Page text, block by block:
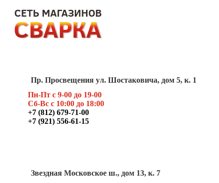
Пр. Просвещения ул. Шостаковича, дом 5, к. 1
Пн-Пт с 9-00 до 19-00
Сб-Вс с 10:00 до 18:00
+7 (812) 679-71-00
+7 (921) 556-61-15
Звездная Московское ш., дом 13, к. 7